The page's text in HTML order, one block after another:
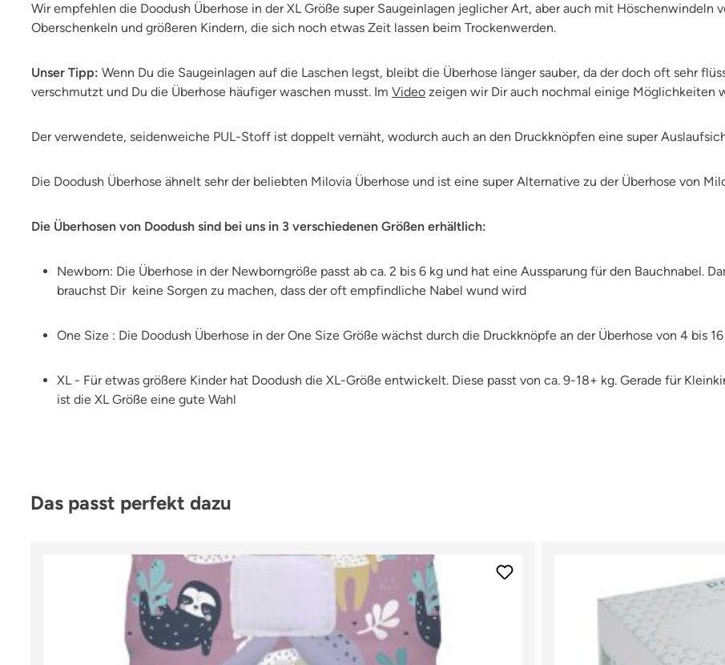
Wir empfehlen die Doodush Überhose in der XL Größe super Saugeinlagen jeglicher Art, aber auch mit Höschenwindeln
Oberschenkeln und größeren Kindern, die sich noch etwas Zeit lassen beim Trockenwerden.
Unser Tipp: Wenn Du die Saugeinlagen auf die Laschen legst, bleibt die Überhose länger sauber, da der doch oft sehr
verschmutzt und Du die Überhose häufiger waschen musst. Im Video zeigen wir Dir auch nochmal einige Möglichkeiten
Der verwendete, seidenweiche PUL-Stoff ist doppelt vernäht, wodurch auch an den Druckknöpfen eine super
Die Doodush Überhose ähnelt sehr der beliebten Milovia Überhose und ist eine super Alternative zu der Überhose von
Die Überhosen von Doodush sind bei uns in 3 verschiedenen Größen erhältlich:
Newborn: Die Überhose in der Newborngröße passt ab ca. 2 bis 6 kg und hat eine Aussparung für den Bauchnabel.
brauchst Dir keine Sorgen zu machen, dass der oft empfindliche Nabel wund wird
One Size : Die Doodush Überhose in der One Size Größe wächst durch die Druckknöpfe an der Überhose von 4 bis
XL - Für etwas größere Kinder hat Doodush die XL-Größe entwickelt. Diese passt von ca. 9-18+ kg. Gerade für
ist die XL Größe eine gute Wahl
Produktgalerie überspringen
Das passt perfekt dazu